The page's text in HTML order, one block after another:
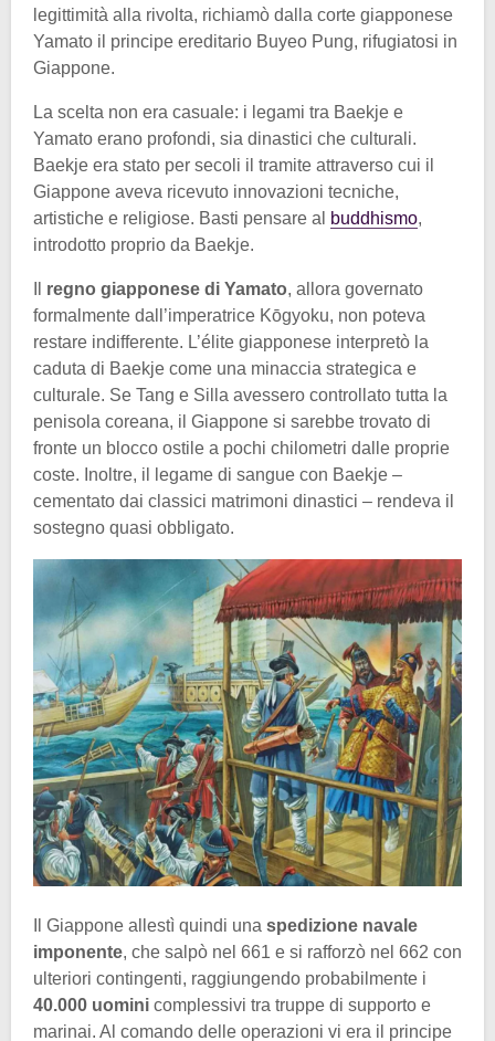
legittimità alla rivolta, richiamò dalla corte giapponese
Yamato il principe ereditario Buyeo Pung, rifugiatosi in
Giappone.
La scelta non era casuale: i legami tra Baekje e
Yamato erano profondi, sia dinastici che culturali.
Baekje era stato per secoli il tramite attraverso cui il
Giappone aveva ricevuto innovazioni tecniche,
artistiche e religiose. Basti pensare al buddhismo,
introdotto proprio da Baekje.
regno giapponese di Yamato, allora governato
formalmente dall’imperatrice Kōgyoku, non poteva
restare indifferente. L’élite giapponese interpretò la
caduta di Baekje come una minaccia strategica e
culturale. Se Tang e Silla avessero controllato tutta la
penisola coreana, il Giappone si sarebbe trovato di
fronte un blocco ostile a pochi chilometri dalle proprie
coste. Inoltre, il legame di sangue con Baekje –
cementato dai classici matrimoni dinastici – rendeva il
sostegno quasi obbligato.
Il Giappone allestì quindi una spedizione navale
imponente, che salpò nel 661 e si rafforzò nel 662 con
ulteriori contingenti, raggiungendo probabilmente i
40.000 uomini complessivi tra truppe di supporto e
marinai. Al comando delle operazioni vi era il principe